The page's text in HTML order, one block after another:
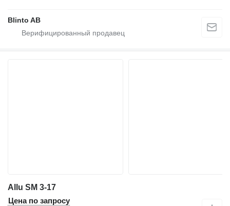
Blinto AB
Allu SM 3-17
Цена по запросу